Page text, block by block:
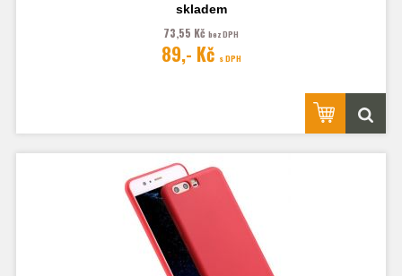
Fotografie je pouze ilustrační.
skladem
73,55 Kč bez DPH
89,- Kč s DPH